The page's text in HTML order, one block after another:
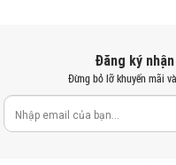
Đăng ký
Đừng bỏ lỡ khuyến mãi